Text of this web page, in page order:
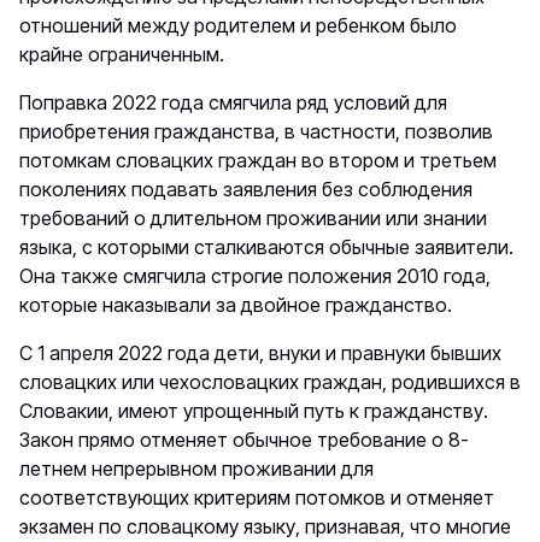
отношений между родителем и ребенком было
крайне ограниченным.
Поправка 2022 года смягчила ряд условий для
приобретения гражданства, в частности, позволив
потомкам словацких граждан во втором и третьем
поколениях подавать заявления без соблюдения
требований о длительном проживании или знании
языка, с которыми сталкиваются обычные заявители.
Она также смягчила строгие положения 2010 года,
которые наказывали за двойное гражданство.
С 1 апреля 2022 года дети, внуки и правнуки бывших
словацких или чехословацких граждан, родившихся в
Словакии, имеют упрощенный путь к гражданству.
Закон прямо отменяет обычное требование о 8-
летнем непрерывном проживании для
соответствующих критериям потомков и отменяет
экзамен по словацкому языку, признавая, что многие